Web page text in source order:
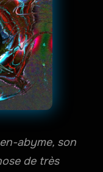
abyme, son
de très